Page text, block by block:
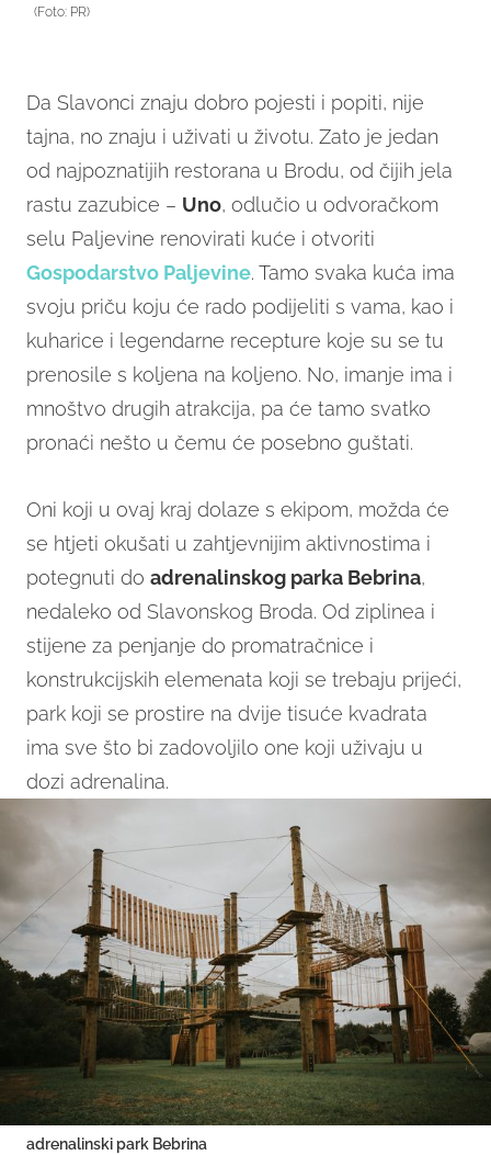
(Foto: PR)
Da Slavonci znaju dobro pojesti i popiti, nije
tajna, no znaju i uživati u životu. Zato je jedan
od najpoznatijih restorana u Brodu, od čijih jela
rastu zazubice – Uno, odlučio u odvoračkom
selu Paljevine renovirati kuće i otvoriti
Gospodarstvo Paljevine. Tamo svaka kuća ima
svoju priču koju će rado podijeliti s vama, kao i
kuharice i legendarne recepture koje su se tu
prenosile s koljena na koljeno. No, imanje ima i
mnoštvo drugih atrakcija, pa će tamo svatko
pronaći nešto u čemu će posebno guštati.
Oni koji u ovaj kraj dolaze s ekipom, možda će
se htjeti okušati u zahtjevnijim aktivnostima i
potegnuti do adrenalinskog parka Bebrina,
nedaleko od Slavonskog Broda. Od ziplinea i
stijene za penjanje do promatračnice i
konstrukcijskih elemenata koji se trebaju prijeći,
park koji se prostire na dvije tisuće kvadrata
ima sve što bi zadovoljilo one koji uživaju u
dozi adrenalina.
adrenalinski park Bebrina